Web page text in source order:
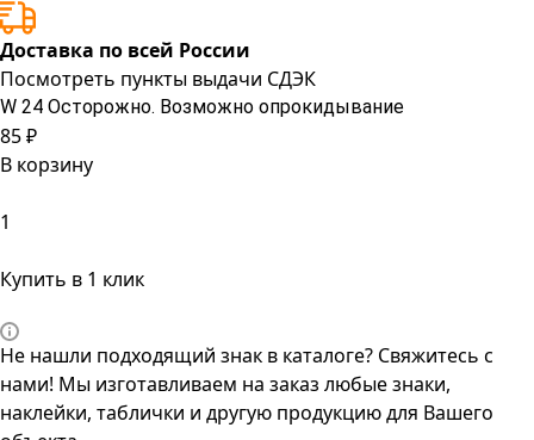
Доставка по всей России
Посмотреть пункты выдачи СДЭК
W 24 Осторожно. Возможно опрокидывание
85 ₽
В корзину
Купить в 1 клик
Не нашли подходящий знак в каталоге? Свяжитесь с
нами! Мы изготавливаем на заказ любые знаки,
наклейки, таблички и другую продукцию для Вашего